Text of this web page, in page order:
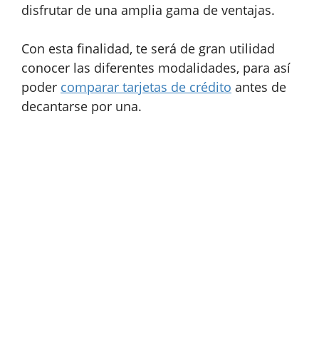
disfrutar de una amplia gama de ventajas.
Con esta finalidad, te será de gran utilidad
conocer las diferentes modalidades, para así
poder comparar tarjetas de crédito antes de
decantarse por una.